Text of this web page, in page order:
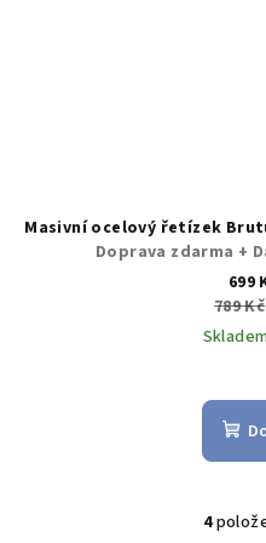
Masivní ocelový řetízek
Doprava zdarma +
699
789 Kč
4